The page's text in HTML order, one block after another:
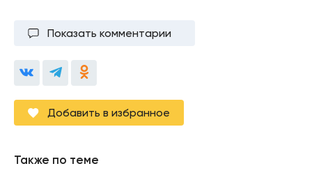
Показать комментарии
Добавить в избранное
Также по теме